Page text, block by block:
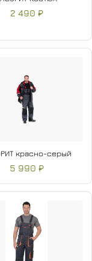
2 490 ₽
красно-серый
5 990 ₽